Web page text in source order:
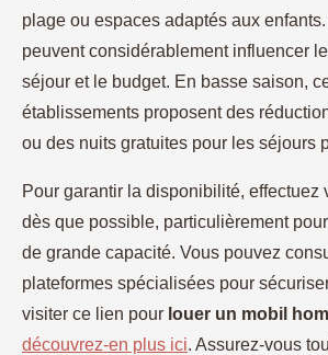
plage ou espaces adaptés aux
peuvent considérablement influencer
séjour et le budget. En basse saison,
établissements proposent des
ou des nuits gratuites pour les séjours
Pour garantir la disponibilité, effectuez
dès que possible, particulièrement
de grande capacité. Vous pouvez
plateformes spécialisées pour
visiter ce lien pour louer un mobil
découvrez-en plus ici. Assurez-vous